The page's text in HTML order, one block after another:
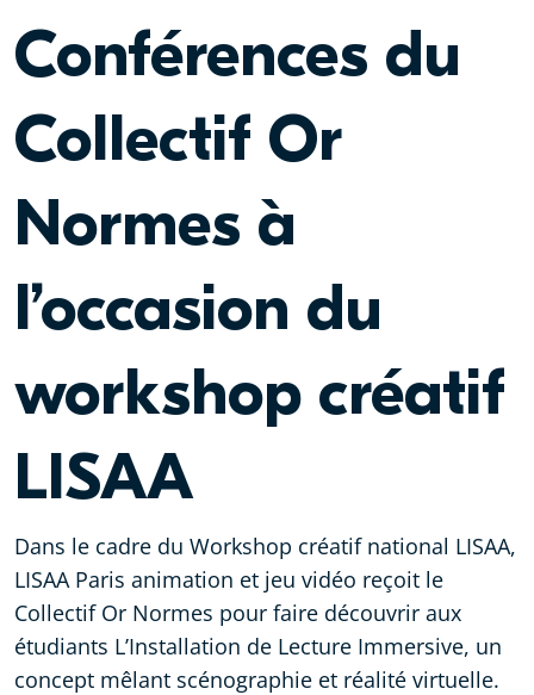
Conférences du
Collectif Or
Normes à
l’occasion du
workshop créatif
LISAA
Dans le cadre du Workshop créatif national LISAA,
LISAA Paris animation et jeu vidéo reçoit le
Collectif Or Normes pour faire découvrir aux
étudiants L’Installation de Lecture Immersive, un
concept mêlant scénographie et réalité virtuelle.